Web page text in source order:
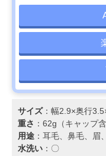
サイズ：幅2.9×奥行
重さ ：62g（キャップ
用途 ：耳毛、鼻毛、眉
水洗い ：〇